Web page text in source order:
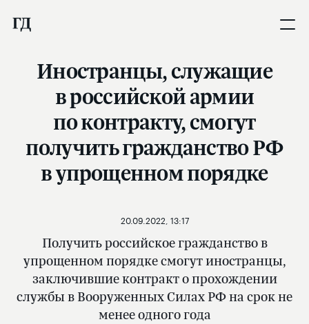
Иностранцы, служащие
в российской армии
по контракту, смогут
получить гражданство РФ
в упрощенном порядке
Получить российское гражданство в
упрощенном порядке смогут иностранцы,
заключившие контракт о прохождении
службы в Вооруженных Силах РФ на срок не
менее одного года
20.09.2022, 13:17